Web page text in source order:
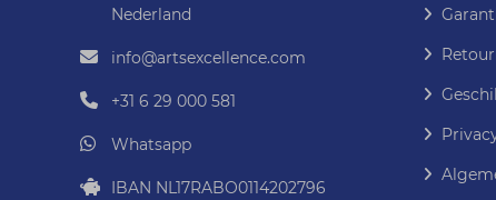
Nederland
info@artsexcellence.com
+31 6 29 000 581
Whatsapp
IBAN NL17RABO0114202796